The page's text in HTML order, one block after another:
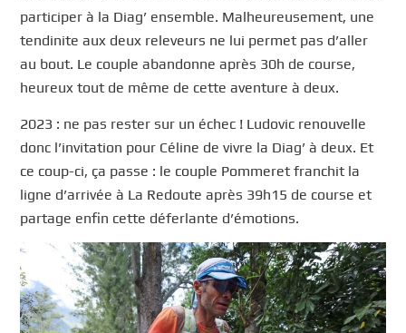
participer à la Diag’ ensemble. Malheureusement, une
tendinite aux deux releveurs ne lui permet pas d’aller
au bout. Le couple abandonne après 30h de course,
heureux tout de même de cette aventure à deux.
2023 : ne pas rester sur un échec ! Ludovic renouvelle
donc l’invitation pour Céline de vivre la Diag’ à deux. Et
ce coup-ci, ça passe : le couple Pommeret franchit la
ligne d’arrivée à La Redoute après 39h15 de course et
partage enfin cette déferlante d’émotions.